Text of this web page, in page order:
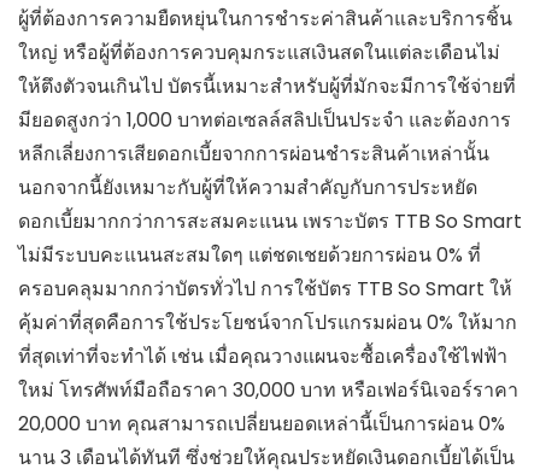
ผู้ที่ต้องการความยืดหยุ่นในการชำระค่าสินค้าและบริการชิ้น
ใหญ่ หรือผู้ที่ต้องการควบคุมกระแสเงินสดในแต่ละเดือนไม่
ให้ตึงตัวจนเกินไป บัตรนี้เหมาะสำหรับผู้ที่มักจะมีการใช้จ่ายที่
มียอดสูงกว่า 1,000 บาทต่อเซลล์สลิปเป็นประจำ และต้องการ
หลีกเลี่ยงการเสียดอกเบี้ยจากการผ่อนชำระสินค้าเหล่านั้น
นอกจากนี้ยังเหมาะกับผู้ที่ให้ความสำคัญกับการประหยัด
ดอกเบี้ยมากกว่าการสะสมคะแนน เพราะบัตร TTB So Smart
ไม่มีระบบคะแนนสะสมใดๆ แต่ชดเชยด้วยการผ่อน 0% ที่
ครอบคลุมมากกว่าบัตรทั่วไป การใช้บัตร TTB So Smart ให้
คุ้มค่าที่สุดคือการใช้ประโยชน์จากโปรแกรมผ่อน 0% ให้มาก
ที่สุดเท่าที่จะทำได้ เช่น เมื่อคุณวางแผนจะซื้อเครื่องใช้ไฟฟ้า
ใหม่ โทรศัพท์มือถือราคา 30,000 บาท หรือเฟอร์นิเจอร์ราคา
20,000 บาท คุณสามารถเปลี่ยนยอดเหล่านี้เป็นการผ่อน 0%
นาน 3 เดือนได้ทันที ซึ่งช่วยให้คุณประหยัดเงินดอกเบี้ยได้เป็น